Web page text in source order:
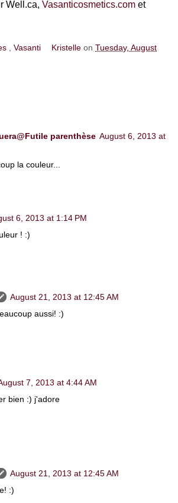
Well.ca, Vasanticosmetics.com et
Vasanti Kristelle onTuesday, August
parenthèse August 6, 2013 at
la couleur...
6, 2013 at 1:14 PM
! :)
August 21, 2013 at 12:45 AM
aussi! :)
7, 2013 at 4:44 AM
bien :) j'adore
August 21, 2013 at 12:45 AM
:)